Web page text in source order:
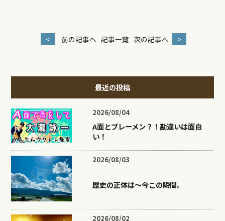
< 前の記事へ 記事一覧 次の記事へ >
最近の投稿
2026/08/04
A面とブレーメン？！勘違いは面白
い！
2026/08/03
歴史の正体は〜今この瞬間。
2026/08/02